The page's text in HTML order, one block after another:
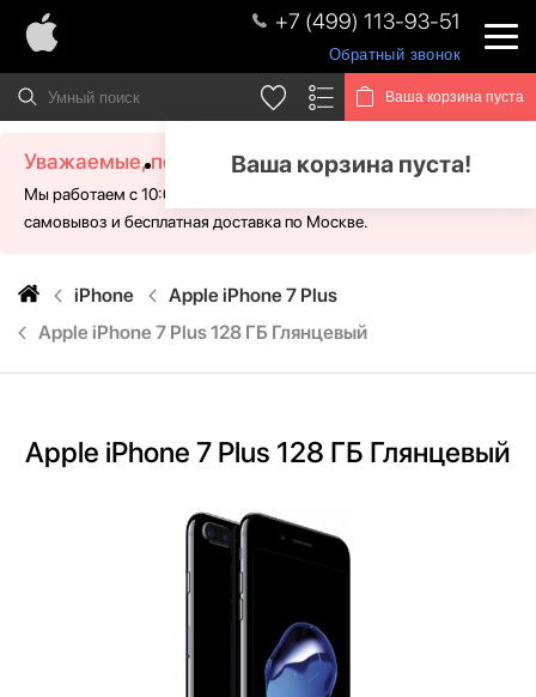
+7 (499) 113-93-51
Обратный звонок
Ваша корзина пуста
Ваша корзина пуста!
Уважаемые, посетители!
Мы работаем с 10:00 - 21:00 без выходных. Для Вас доступен
самовывоз и бесплатная доставка по Москве.
iPhone
Apple iPhone 7 Plus
Apple iPhone 7 Plus 128 ГБ Глянцевый
Apple iPhone 7 Plus 128 ГБ Глянцевый